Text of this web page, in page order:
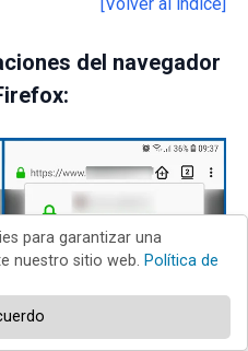
[Volver al índice]
del navegador
para garantizar una
nuestro sitio web. Política de